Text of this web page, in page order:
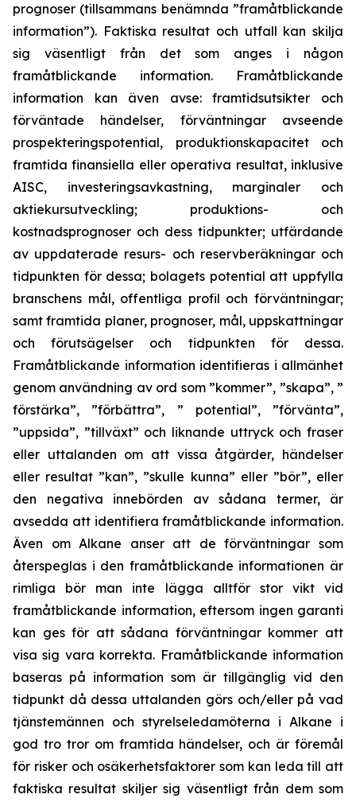
prognoser (tillsammans benämnda ”framåtblickande
information”). Faktiska resultat och utfall kan skilja
sig väsentligt från det som anges i någon
framåtblickande information. Framåtblickande
information kan även avse: framtidsutsikter och
förväntade händelser, förväntningar avseende
prospekteringspotential, produktionskapacitet och
framtida finansiella eller operativa resultat, inklusive
AISC, investeringsavkastning, marginaler och
aktiekursutveckling; produktions- och
kostnadsprognoser och dess tidpunkter; utfärdande
av uppdaterade resurs- och reservberäkningar och
tidpunkten för dessa; bolagets potential att uppfylla
branschens mål, offentliga profil och förväntningar;
samt framtida planer, prognoser, mål, uppskattningar
och förutsägelser och tidpunkten för dessa.
Framåtblickande information identifieras i allmänhet
genom användning av ord som ”kommer”, ”skapa”, ”
förstärka”, ”förbättra”, ” potential”, ”förvänta”,
”uppsida”, ”tillväxt” och liknande uttryck och fraser
eller uttalanden om att vissa åtgärder, händelser
eller resultat ”kan”, ”skulle kunna” eller ”bör”, eller
den negativa innebörden av sådana termer, är
avsedda att identifiera framåtblickande information.
Även om Alkane anser att de förväntningar som
återspeglas i den framåtblickande informationen är
rimliga bör man inte lägga alltför stor vikt vid
framåtblickande information, eftersom ingen garanti
kan ges för att sådana förväntningar kommer att
visa sig vara korrekta. Framåtblickande information
baseras på information som är tillgänglig vid den
tidpunkt då dessa uttalanden görs och/eller på vad
tjänstemännen och styrelseledamöterna i Alkane i
god tro tror om framtida händelser, och är föremål
för risker och osäkerhetsfaktorer som kan leda till att
faktiska resultat skiljer sig väsentligt från dem som